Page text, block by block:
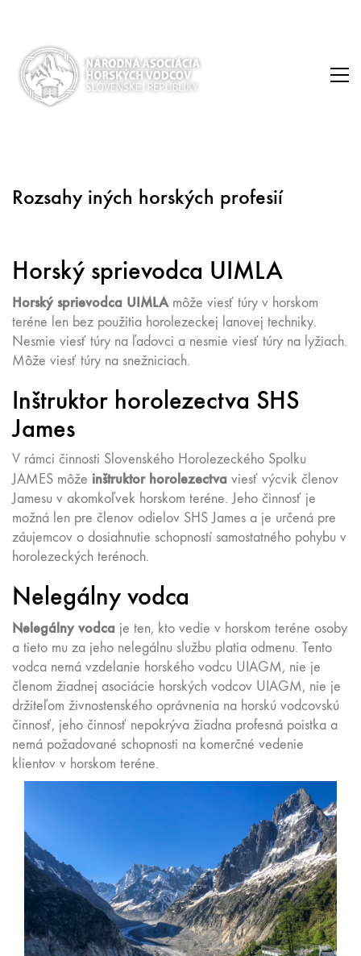
Rozsahy iných horských profesií
Horský sprievodca UIMLA
Horský sprievodca UIMLAmôže viesť túry v horskom
teréne len bez použitia horolezeckej lanovej techniky.
Nesmie viesť túry na ľadovci a nesmie viesť túry na lyžiach.
Môže viesť túry na snežniciach.
Inštruktor horolezectva SHS
James
V rámci činnosti Slovenského Horolezeckého Spolku
JAMES môže inštruktor horolezectva viesť výcvik členov
Jamesu v akomkoľvek horskom teréne. Jeho činnosť je
možná len pre členov odielov SHS James a je určená pre
záujemcov o dosiahnutie schopností samostatného pohybu v
horolezeckých terénoch.
Nelegálny vodca
Nelegálny vodca je ten, kto vedie v horskom teréne osoby
a tieto mu za jeho nelegálnu službu platia odmenu. Tento
vodca nemá vzdelanie horského vodcu UIAGM, nie je
členom žiadnej asociácie horských vodcov UIAGM, nie je
držiteľom živnostenského oprávnenia na horskú vodcovskú
činnosť, jeho činnosť nepokrýva žiadna profesná poistka a
nemá požadované schopnosti na komerčné vedenie
klientov v horskom teréne.